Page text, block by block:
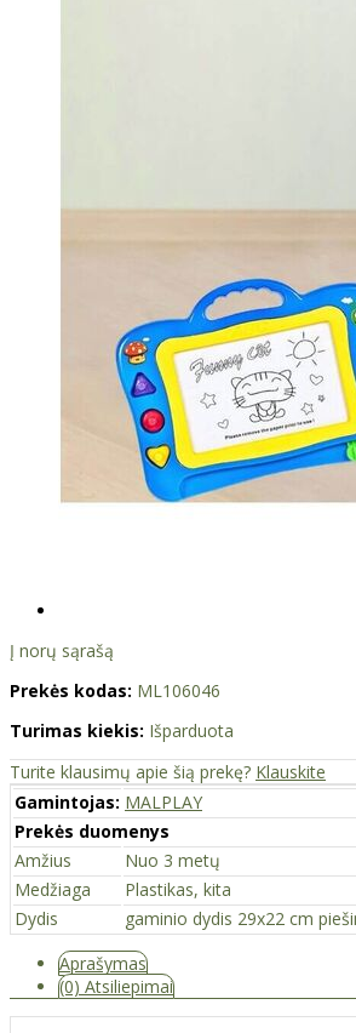
Į norų sąrašą
Prekės kodas: ML106046
Turimas kiekis: Išparduota
Turite klausimų apie šią prekę? Klauskite
Gamintojas: MALPLAY
Prekės duomenys
Amžius
Nuo 3 metų
Medžiaga
Plastikas, kita
Dydis
gaminio dydis 29x22 cm
Aprašymas
(0) Atsiliepimai